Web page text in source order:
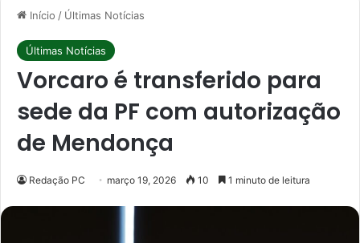
Início / Últimas Notícias
Últimas Notícias
Vorcaro é transferido para
sede da PF com autorização
de Mendonça
Redação PC março 19, 2026 10 1 minuto de leitura